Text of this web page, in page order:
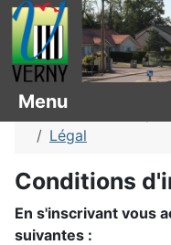
Vous êtes ici :
Arbres
Légal
Conditions
En s'inscrivant vous
suivantes :
Menu